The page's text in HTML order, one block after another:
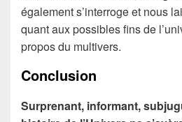
également s’interroge et nous
quant aux possibles fins de
propos du multivers.
Conclusion
Surprenant, informant,